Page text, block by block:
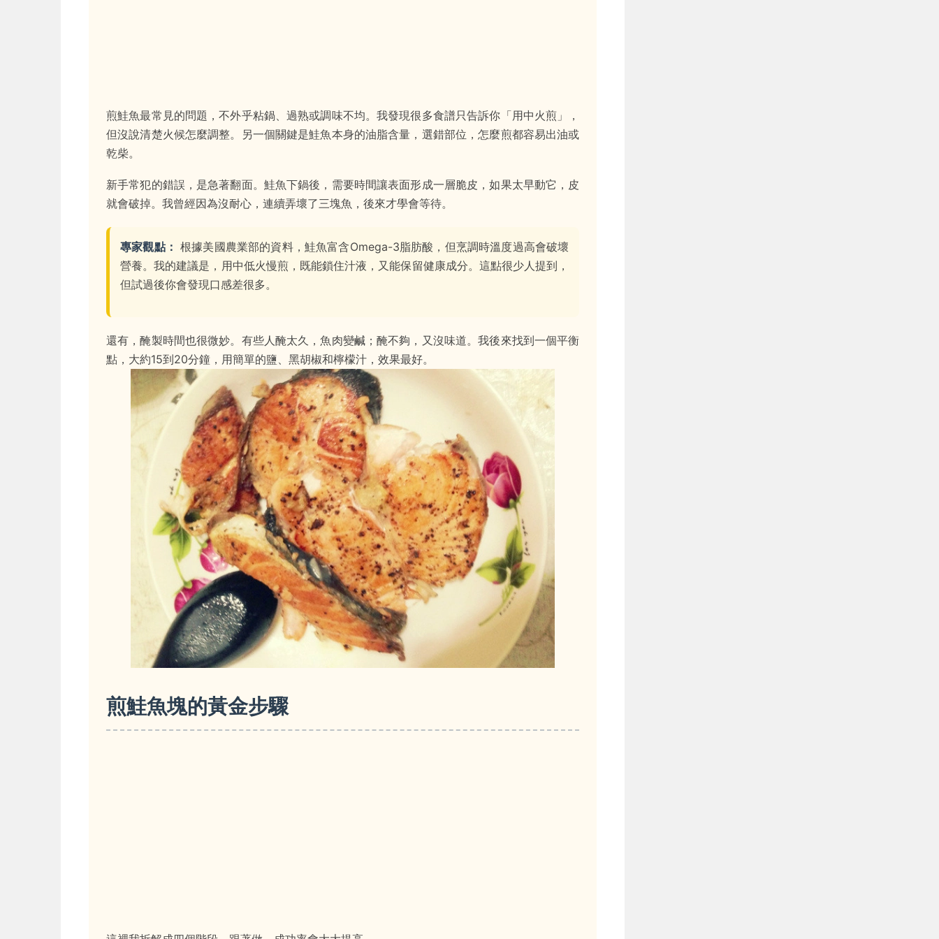
煎鮭魚最常見的問題，不外乎粘鍋、過熟或調味不均。我發現很多食譜只告訴你「用中火煎」，
但沒說清楚火候怎麼調整。另一個關鍵是鮭魚本身的油脂含量，選錯部位，怎麼煎都容易出油或
乾柴。
新手常犯的錯誤，是急著翻面。鮭魚下鍋後，需要時間讓表面形成一層脆皮，如果太早動它，皮
就會破掉。我曾經因為沒耐心，連續弄壞了三塊魚，後來才學會等待。
專家觀點： 根據美國農業部的資料，鮭魚富含Omega-3脂肪酸，但烹調時溫度過高會破壞
營養。我的建議是，用中低火慢煎，既能鎖住汁液，又能保留健康成分。這點很少人提到，
但試過後你會發現口感差很多。
還有，醃製時間也很微妙。有些人醃太久，魚肉變鹹；醃不夠，又沒味道。我後來找到一個平衡
點，大約15到20分鐘，用簡單的鹽、黑胡椒和檸檬汁，效果最好。
煎鮭魚塊的黃金步驟